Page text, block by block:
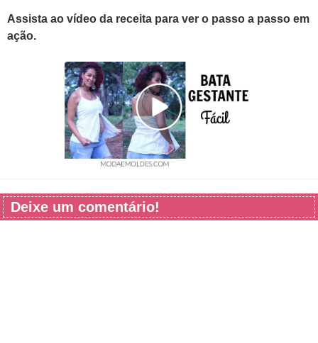
Assista ao vídeo da receita para ver o passo a passo em
ação.
Deixe um comentário!